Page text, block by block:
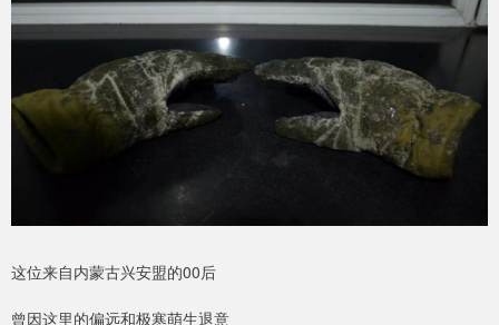
这位来自内蒙古兴安盟的00后
曾因这里的偏远和极寒萌生退意